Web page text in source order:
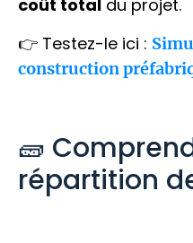
coût total du projet.
👉 Testez-le ici :
construction
🧱
répartition